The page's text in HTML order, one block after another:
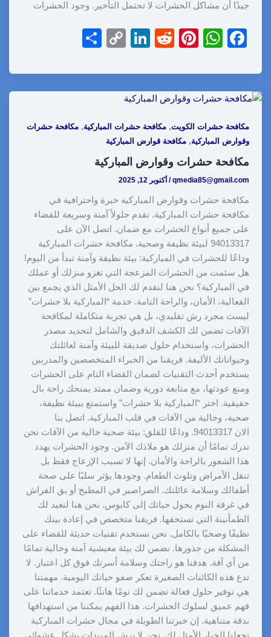
جيدًا أن مشاكل الحشرات لا تحتمل التأخير. وجود الحشرات
F
c
e
o
o
k
W
at
s
p
p
Pi
er
e
R
d
di
Li
k
e
n
C
p
y
n
k
ar
e
مكافحة حشرات الكويت,مكافحة حشرات المباركية,مكافحة حشرات
وقوارض المباركية,مكافحة قوارض المباركية
مكافحة حشرات وقوارض المباركية
qmedia85@gmail.com
/ أكتوبر 12, 2025
مكافحة حشرات وقوارض المباركية خبرة واحترافية في
مكافحة حشرات المباركية. نقدم حلولاً آمنة وسريعة للقضاء
على جميع أنواع الحشرات مع ضمان. اتصل الآن على
94013317 لبيئة نظيفة وصحية. مكافحة حشرات المباركية
وداعًا للحشرات في المباركية: بيئة نظيفة وآمنة تبدأ من اليوم!
هل سئمت من الحشرات المزعجة التي تغزو منزلك أو عملك
في المباركية؟ نحن هنا لنقدم لك الحل الأمثل الذي يجمع بين
الفعالية، الأمان، والراحة التامة. خدمة “المباركية بلا حشرات”
ليست مجرد رش تقليدي، بل هي تجربة متكاملة لمكافحة
الآفات تضمن لك الكشف الدقيق والشامل لتحديد مصدر
الحشرات، واستخدام حلول صديقة للبيئة وآمنة لعائلتك
وحيواناتك الأليفة. فريقنا من الخبراء المتخصصين والمدربين
يستخدم أحدث التقنيات لضمان القضاء التام على الحشرات
ومنع عودتها، مع متابعة دورية وضمان ممتد يمنحك راحة بال
حقيقية. اختر “المباركية بلا حشرات” واستمتع ببيئة نظيفة،
صحية، وخالية من الآفات في قلب المباركية. اتصل بنا
الان 94013317. وداعًا للقلق: بيئة صحية خالية من الآفات نحن
ندرك تمامًا أن منزلك هو ملاذك الآمن. وجود الحشرات يهدد
هذا الشعور بالراحة والأمان. إنها لا تسبب الإزعاج فقط بل
تنقل الأمراض وتلوث الطعام. وجودها يؤثر سلبًا على صحة
أطفالك وسلامة عائلتك. الصراصير في المطبخ أو بق الفراش
في غرفة النوم يحول حياتك إلى كابوس. نحن هنا لنعيد لك
الطمأنينة التي تستحقها. فريقنا متخصص في إعادة بيتك
نظيفًا وصحيًا بالكامل. نحن نستخدم تقنيات حديثة للقضاء على
المشكلة من جذورها. نضمن لك بيئة معيشية آمنة وخالية تمامًا
من أي آفة. هدفنا هو راحتك وسلامة أسرتك فوق كل اعتبار. لا
تدع هذه الكائنات الصغيرة تعكر صفو حياتك اليومية. مهمتنا
هي توفير حلول فعالة تضمن لك نومًا هانئًا. تعتمد خدماتنا على
فهم عميق لسلوك الحشرات. هذا الفهم يمكننا من استهدافها
بدقة متناهية. إن خبرتنا الطويلة في مجال حشرات المباركية